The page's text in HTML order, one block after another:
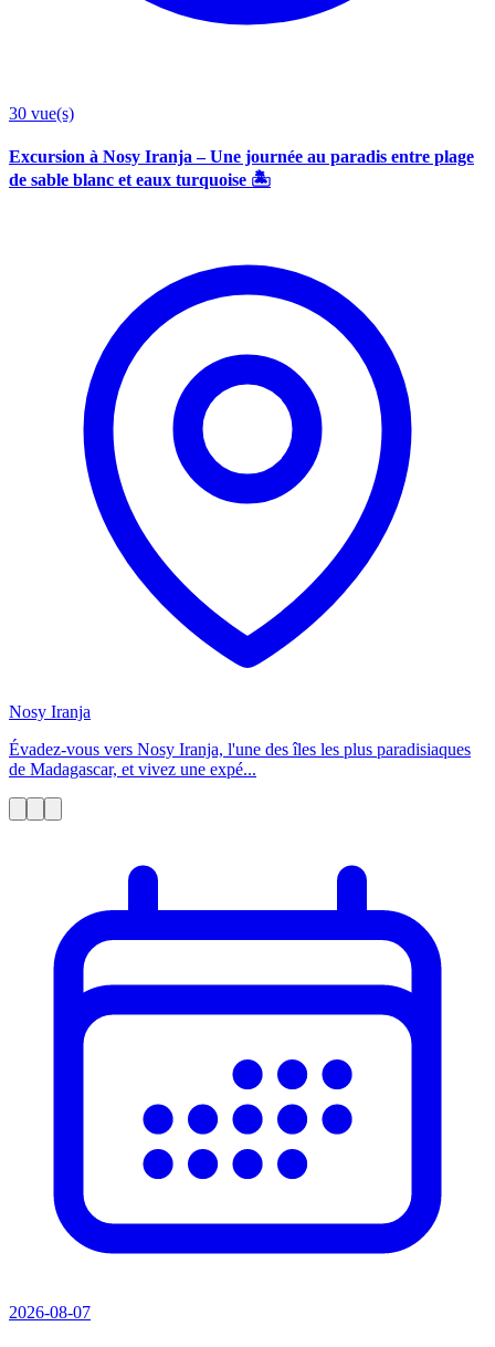
30 vue(s)
Excursion à Nosy Iranja – Une journée au paradis entre plage
de sable blanc et eaux turquoise 🏝️
Nosy Iranja
Évadez-vous vers Nosy Iranja, l'une des îles les plus paradisiaques
de Madagascar, et vivez une expé...
2026-08-07